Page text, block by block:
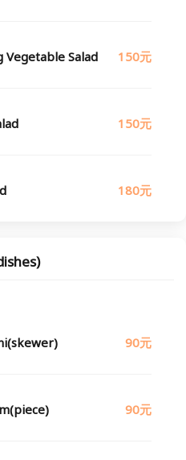
Vegetable Salad 150元
150元
180元
90元
90元